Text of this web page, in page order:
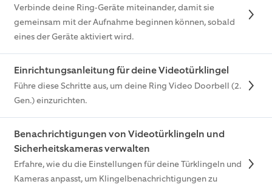
Verbinde deine Ring-Geräte miteinander, damit sie
gemeinsam mit der Aufnahme beginnen können, sobald
eines der Geräte aktiviert wird.
Einrichtungsanleitung für deine Videotürklingel
Führe diese Schritte aus, um deine Ring Video Doorbell (2.
Gen.) einzurichten.
Benachrichtigungen von Videotürklingeln und
Sicherheitskameras verwalten
Erfahre, wie du die Einstellungen für deine Türklingeln und
Kameras anpasst, um Klingelbenachrichtigungen zu